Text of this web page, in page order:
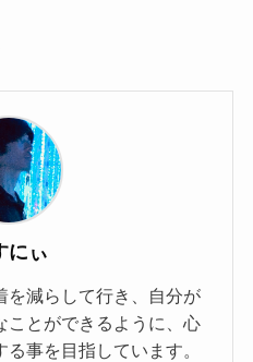
にぃ
を減らして行き、自分が
ことができるように、心
事を目指しています。